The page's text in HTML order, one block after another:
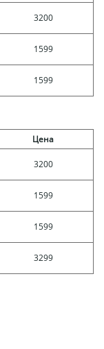
3200
1599
1599
Цена
3200
1599
1599
3299